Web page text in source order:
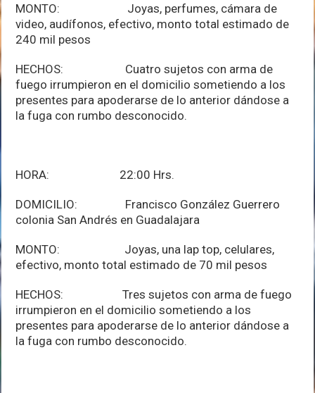
MONTO: Joyas, perfumes, cámara de
video, audífonos, efectivo, monto total estimado de
240 mil pesos
HECHOS: Cuatro sujetos con arma de
fuego irrumpieron en el domicilio sometiendo a los
presentes para apoderarse de lo anterior dándose a
la fuga con rumbo desconocido.
HORA: 22:00 Hrs.
DOMICILIO: Francisco González Guerrero
colonia San Andrés en Guadalajara
MONTO: Joyas, una lap top, celulares,
efectivo, monto total estimado de 70 mil pesos
HECHOS: Tres sujetos con arma de fuego
irrumpieron en el domicilio sometiendo a los
presentes para apoderarse de lo anterior dándose a
la fuga con rumbo desconocido.